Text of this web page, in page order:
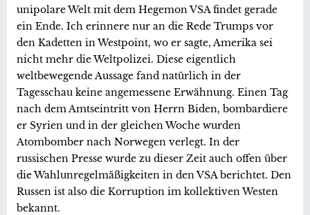
unipolare Welt mit dem Hegemon VSA findet gerade
ein Ende. Ich erinnere nur an die Rede Trumps vor
den Kadetten in Westpoint, wo er sagte, Amerika sei
nicht mehr die Weltpolizei. Diese eigentlich
weltbewegende Aussage fand natürlich in der
Tagesschau keine angemessene Erwähnung. Einen Tag
nach dem Amtseintritt von Herrn Biden, bombardiere
er Syrien und in der gleichen Woche wurden
Atombomber nach Norwegen verlegt. In der
russischen Presse wurde zu dieser Zeit auch offen über
die Wahlunregelmäßigkeiten in den VSA berichtet. Den
Russen ist also die Korruption im kollektiven Westen
bekannt.